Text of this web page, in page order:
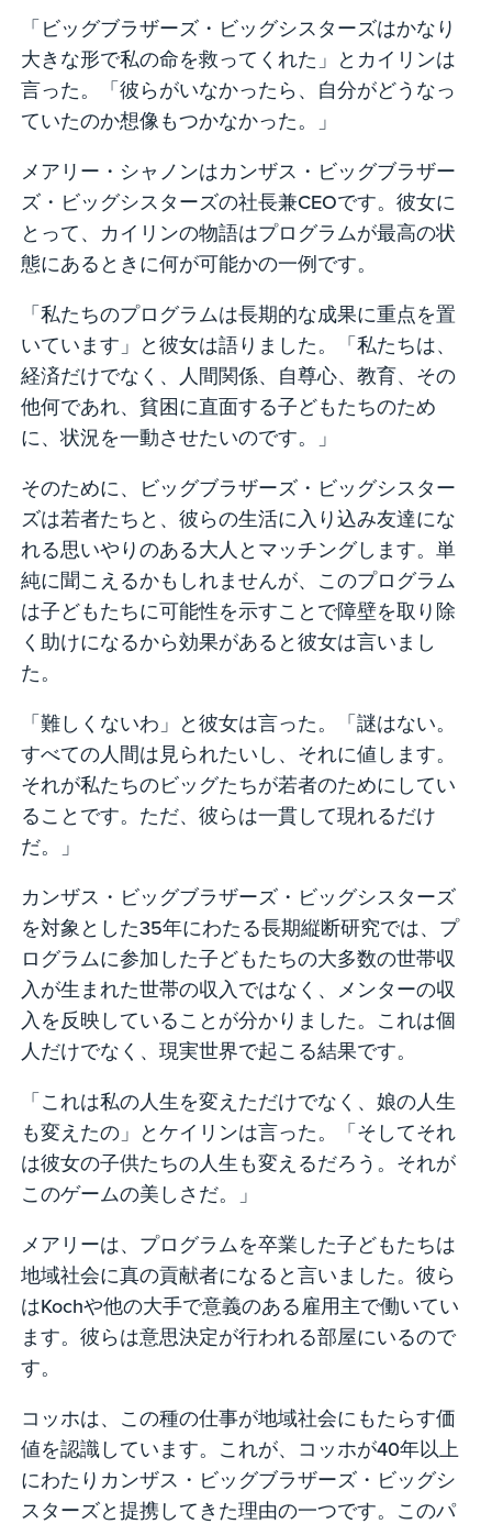
「ビッグブラザーズ・ビッグシスターズはかなり
大きな形で私の命を救ってくれた」とカイリンは
言った。「彼らがいなかったら、自分がどうなっ
ていたのか想像もつかなかった。」
メアリー・シャノンはカンザス・ビッグブラザー
ズ・ビッグシスターズの社長兼CEOです。彼女に
とって、カイリンの物語はプログラムが最高の状
態にあるときに何が可能かの一例です。
「私たちのプログラムは長期的な成果に重点を置
いています」と彼女は語りました。「私たちは、
経済だけでなく、人間関係、自尊心、教育、その
他何であれ、貧困に直面する子どもたちのため
に、状況を一動させたいのです。」
そのために、ビッグブラザーズ・ビッグシスター
ズは若者たちと、彼らの生活に入り込み友達にな
れる思いやりのある大人とマッチングします。単
純に聞こえるかもしれませんが、このプログラム
は子どもたちに可能性を示すことで障壁を取り除
く助けになるから効果があると彼女は言いまし
た。
「難しくないわ」と彼女は言った。「謎はない。
すべての人間は見られたいし、それに値します。
それが私たちのビッグたちが若者のためにしてい
ることです。ただ、彼らは一貫して現れるだけ
だ。」
カンザス・ビッグブラザーズ・ビッグシスターズ
を対象とした35年にわたる長期縦断研究では、プ
ログラムに参加した子どもたちの大多数の世帯収
入が生まれた世帯の収入ではなく、メンターの収
入を反映していることが分かりました。これは個
人だけでなく、現実世界で起こる結果です。
「これは私の人生を変えただけでなく、娘の人生
も変えたの」とケイリンは言った。「そしてそれ
は彼女の子供たちの人生も変えるだろう。それが
このゲームの美しさだ。」
メアリーは、プログラムを卒業した子どもたちは
地域社会に真の貢献者になると言いました。彼ら
はKochや他の大手で意義のある雇用主で働いてい
ます。彼らは意思決定が行われる部屋にいるので
す。
コッホは、この種の仕事が地域社会にもたらす価
値を認識しています。これが、コッホが40年以上
にわたりカンザス・ビッグブラザーズ・ビッグシ
スターズと提携してきた理由の一つです。このパ